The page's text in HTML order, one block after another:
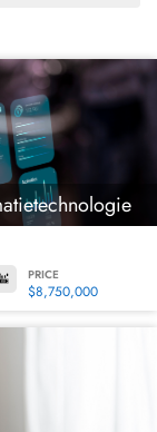
PRICE
$8,750,000